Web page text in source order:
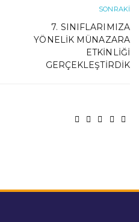
SONRAKI
7. SINIFLARIMIZA
YÖNELIK MÜNAZARA
ETKINLIĞI
GERÇEKLEŞTIRDIK